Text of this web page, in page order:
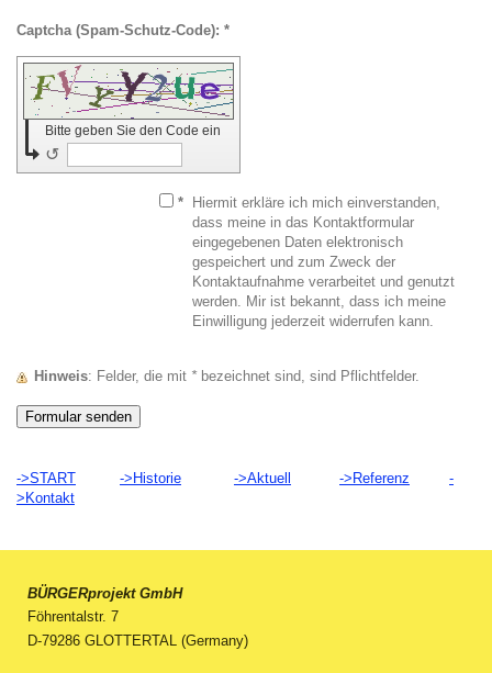
Captcha (Spam-Schutz-Code): *
Bitte geben Sie den Code ein
↺
*
Hiermit erkläre ich mich einverstanden,
dass meine in das Kontaktformular
eingegebenen Daten elektronisch
gespeichert und zum Zweck der
Kontaktaufnahme verarbeitet und genutzt
werden. Mir ist bekannt, dass ich meine
Einwilligung jederzeit widerrufen kann.
Hinweis : Felder, die mit *bezeichnet sind, sind Pflichtfelder.
->START ->Historie ->Aktuell ->Referenz
-
>Kontakt
BÜRGERprojekt GmbH
Föhrentalstr. 7
D-79286 GLOTTERTAL (Germany)